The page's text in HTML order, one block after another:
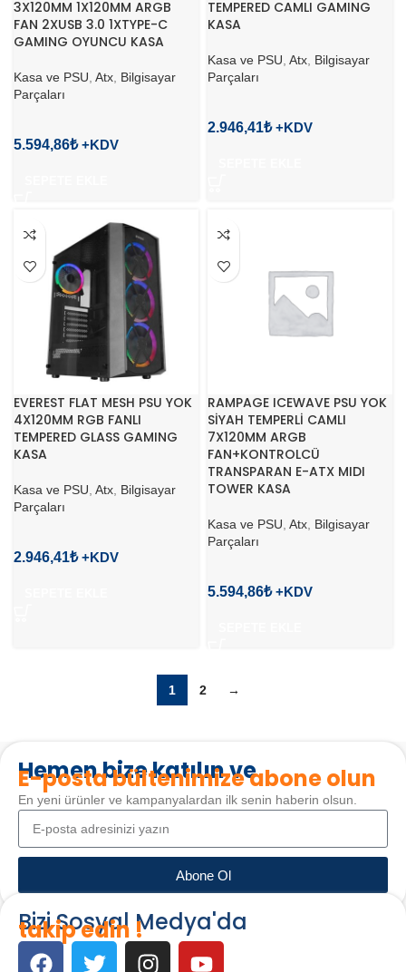
3X120MM 1X120MM ARGB
FAN 2XUSB 3.0 1XTYPE-C
GAMING OYUNCU KASA
Kasa ve PSU Atx Bilgisayar
Parçaları
5.594,86₺
TEMPERED CAMLI GAMING
KASA
Kasa ve PSU Atx Bilgisayar
Parçaları
2.946,41₺
EVEREST FLAT MESH PSU YOK
4X120MM RGB FANLI
TEMPERED GLASS GAMING
KASA
Kasa ve PSU Atx Bilgisayar
Parçaları
2.946,41₺
RAMPAGE ICEWAVE PSU YOK
SİYAH TEMPERLİ CAMLI
7X120MM ARGB
FAN+KONTROLCÜ
TRANSPARAN E-ATX MIDI
TOWER KASA
Kasa ve PSU Atx Bilgisayar
Parçaları
5.594,86₺
1 2 →
Hemen bize katılın ve
E-posta bültenimize abone olun
En yeni ürünler ve kampanyalardan ilk senin haberin olsun.
Abone Ol
Bizi Sosyal Medya'da
takip edin !